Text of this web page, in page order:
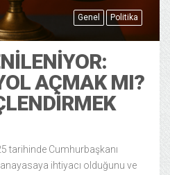
Genel Politika
AÇMAK MI?
tarihinde Cumhurbaşkanı
ihtiyacı olduğunu ve